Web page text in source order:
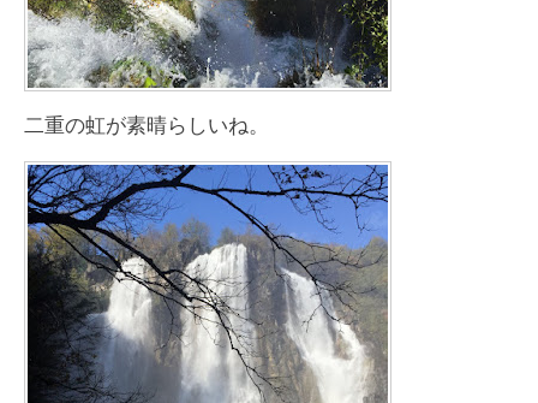
二重の虹が素晴らしいね。